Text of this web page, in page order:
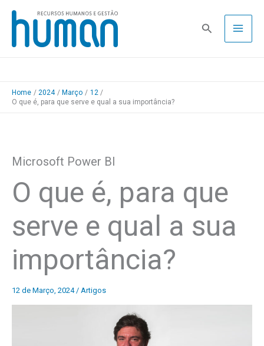
Skip
content
Pesquisa
Home 2024 Março
12
O que é, para que serve e qual a sua importância?
Microsoft Power BI
O que é, para que
serve e qual a sua
importância?
12 de Março, 2024 / Artigos